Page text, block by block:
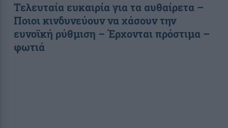
Τελευταία ευκαιρία για τα αυθαίρετα –
Ποιοι κινδυνεύουν να χάσουν την
ευνοϊκή ρύθμιση – Έρχονται πρόστιμα –
φωτιά